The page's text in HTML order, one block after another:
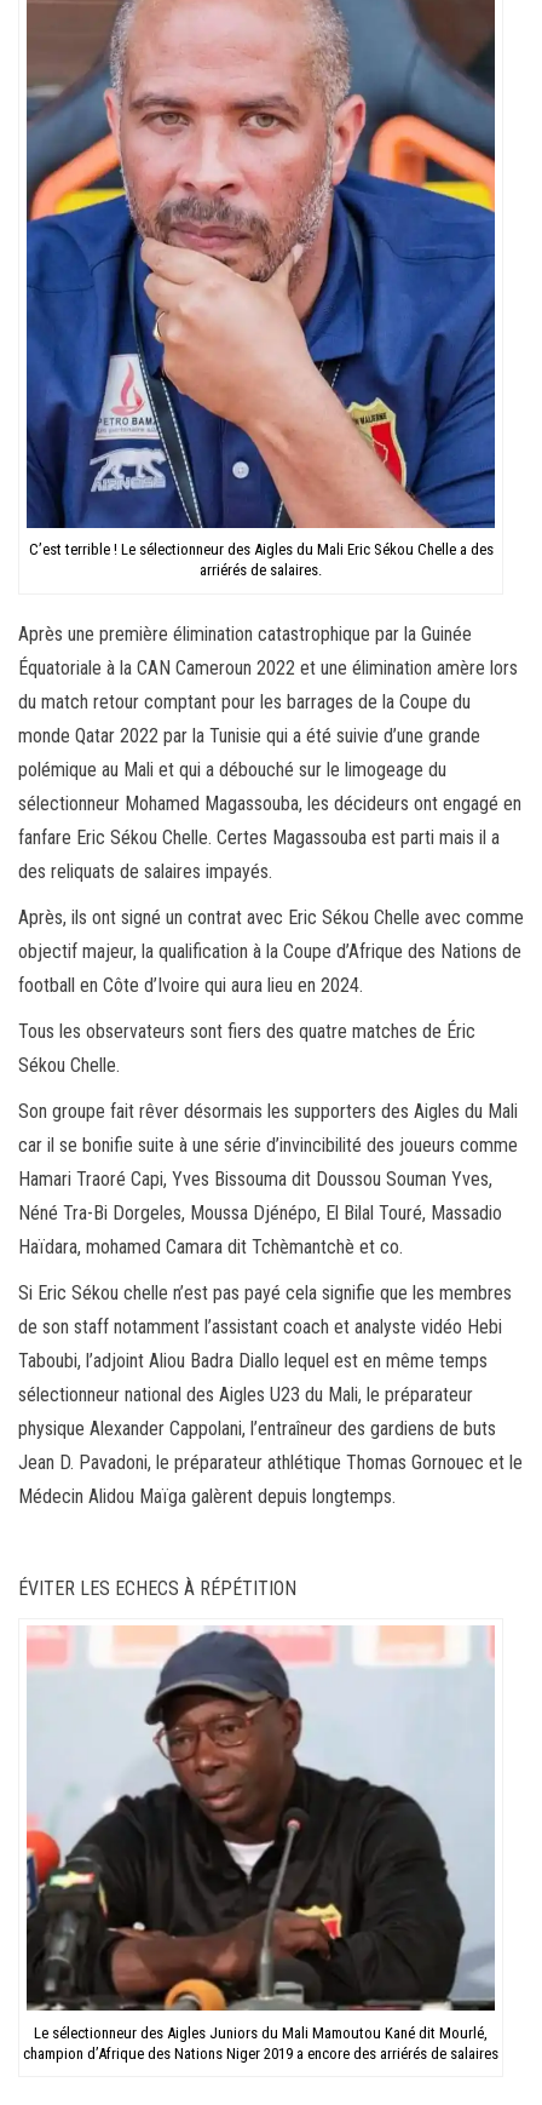
C’est terrible ! Le sélectionneur des Aigles du Mali Eric Sékou Chelle a des
arriérés de salaires.
Après une première élimination catastrophique par la Guinée
Équatoriale à la CAN Cameroun 2022 et une élimination amère lors
du match retour comptant pour les barrages de la Coupe du
monde Qatar 2022 par la Tunisie qui a été suivie d’une grande
polémique au Mali et qui a débouché sur le limogeage du
sélectionneur Mohamed Magassouba, les décideurs ont engagé en
fanfare Eric Sékou Chelle. Certes Magassouba est parti mais il a
des reliquats de salaires impayés.
Après, ils ont signé un contrat avec Eric Sékou Chelle avec comme
objectif majeur, la qualification à la Coupe d’Afrique des Nations de
football en Côte d’Ivoire qui aura lieu en 2024.
Tous les observateurs sont fiers des quatre matches de Éric
Sékou Chelle.
Son groupe fait rêver désormais les supporters des Aigles du Mali
car il se bonifie suite à une série d’invincibilité des joueurs comme
Hamari Traoré Capi, Yves Bissouma dit Doussou Souman Yves,
Néné Tra-Bi Dorgeles, Moussa Djénépo, El Bilal Touré, Massadio
Haïdara, mohamed Camara dit Tchèmantchè et co.
Si Eric Sékou chelle n’est pas payé cela signifie que les membres
de son staff notamment l’assistant coach et analyste vidéo Hebi
Taboubi, l’adjoint Aliou Badra Diallo lequel est en même temps
sélectionneur national des Aigles U23 du Mali, le préparateur
physique Alexander Cappolani, l’entraîneur des gardiens de buts
Jean D. Pavadoni, le préparateur athlétique Thomas Gornouec et le
Médecin Alidou Maïga galèrent depuis longtemps.
ÉVITER LES ECHECS À RÉPÉTITION
Le sélectionneur des Aigles Juniors du Mali Mamoutou Kané dit Mourlé,
champion d’Afrique des Nations Niger 2019 a encore des arriérés de salaires